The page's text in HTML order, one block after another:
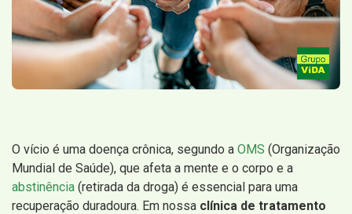
O vício é uma doença crônica, segundo a OMS (Organização
Mundial de Saúde), que afeta a mente e o corpo e a
abstinência (retirada da droga) é essencial para uma
recuperação duradoura. Em nossa clínica de tratamento